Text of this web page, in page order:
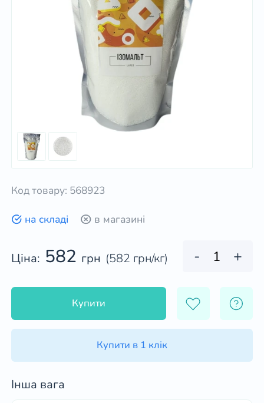
Код товару: 568923
на складі в магазині
Ціна: 582 грн (582 грн/кг) - +
Купити
Купити в 1 клік
Інша вага